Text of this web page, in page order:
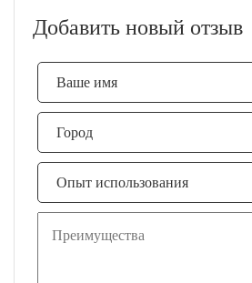
Добавить новый отзыв